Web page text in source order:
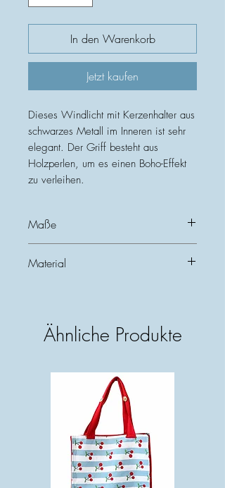
In den Warenkorb
Jetzt kaufen
Dieses Windlicht mit Kerzenhalter aus
schwarzes Metall im Inneren ist sehr
elegant. Der Griff besteht aus
Holzperlen, um es einen Boho-Effekt
zu verleihen.
Maße
Höhe: 14,5 cm
Material
Ähnliche Produkte